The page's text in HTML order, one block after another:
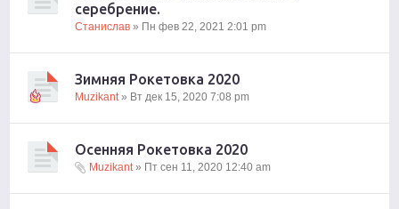
серебрение.
Станислав » Пн фев 22, 2021 2:01 pm
Зимняя Рокетовка 2020
Muzikant» Вт дек 15, 2020 7:08 pm
Осенняя Рокетовка 2020
Muzikant» Пт сен 11, 2020 12:40 am